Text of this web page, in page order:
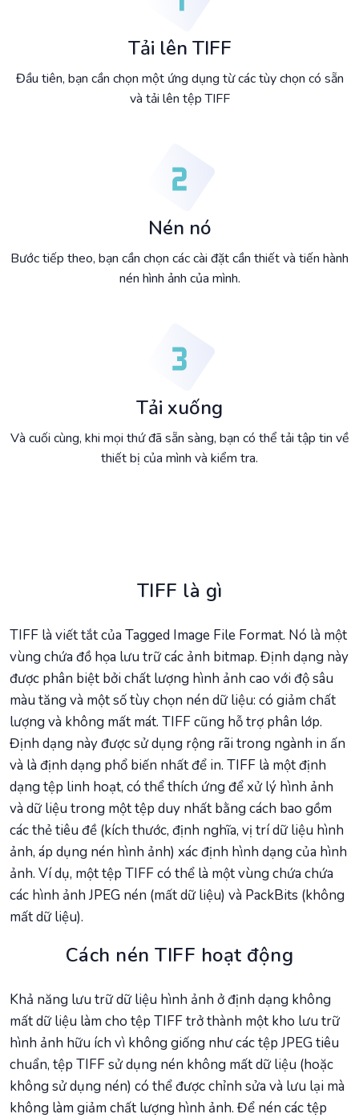
Tải lên TIFF
Đầu tiên, bạn cần chọn một ứng dụng từ các tùy chọn có sẵn
và tải lên tệp TIFF
Nén nó
Bước tiếp theo, bạn cần chọn các cài đặt cần thiết và tiến hành
nén hình ảnh của mình.
Tải xuống
Và cuối cùng, khi mọi thứ đã sẵn sàng, bạn có thể tải tập tin về
thiết bị của mình và kiểm tra.
TIFF là gì
TIFF là viết tắt của Tagged Image File Format. Nó là một
vùng chứa đồ họa lưu trữ các ảnh bitmap. Định dạng này
được phân biệt bởi chất lượng hình ảnh cao với độ sâu
màu tăng và một số tùy chọn nén dữ liệu: có giảm chất
lượng và không mất mát. TIFF cũng hỗ trợ phân lớp.
Định dạng này được sử dụng rộng rãi trong ngành in ấn
và là định dạng phổ biến nhất để in. TIFF là một định
dạng tệp linh hoạt, có thể thích ứng để xử lý hình ảnh
và dữ liệu trong một tệp duy nhất bằng cách bao gồm
các thẻ tiêu đề (kích thước, định nghĩa, vị trí dữ liệu hình
ảnh, áp dụng nén hình ảnh) xác định hình dạng của hình
ảnh. Ví dụ, một tệp TIFF có thể là một vùng chứa chứa
các hình ảnh JPEG nén (mất dữ liệu) và PackBits (không
mất dữ liệu).
Cách nén TIFF hoạt động
Khả năng lưu trữ dữ liệu hình ảnh ở định dạng không
mất dữ liệu làm cho tệp TIFF trở thành một kho lưu trữ
hình ảnh hữu ích vì không giống như các tệp JPEG tiêu
chuẩn, tệp TIFF sử dụng nén không mất dữ liệu (hoặc
không sử dụng nén) có thể được chỉnh sửa và lưu lại mà
không làm giảm chất lượng hình ảnh. Để nén các tệp